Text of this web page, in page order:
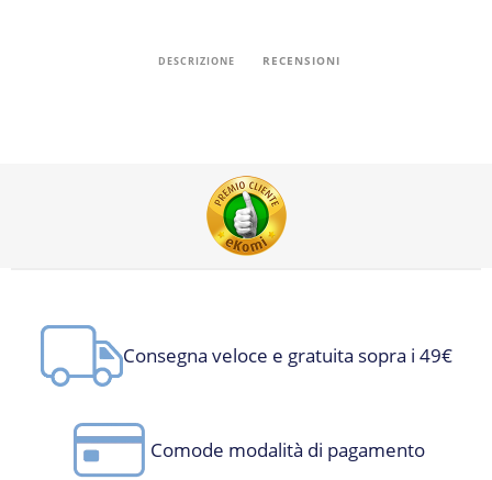
DESCRIZIONE RECENSIONI
Consegna veloce e gratuita sopra i 49€
Comode modalità di pagamento